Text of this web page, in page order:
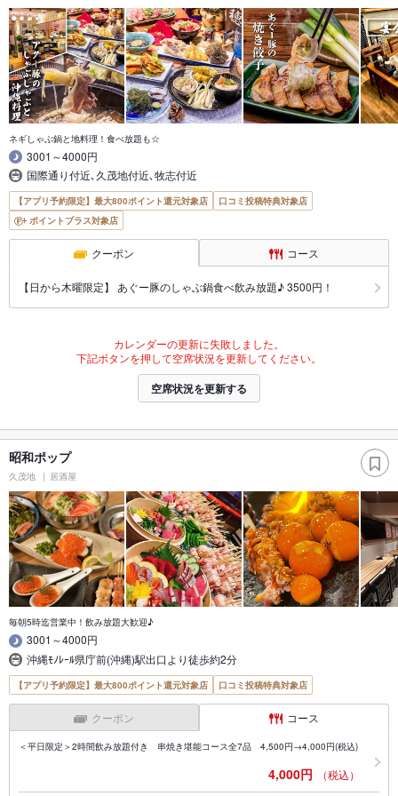
ネギしゃぶ鍋と地料理！食べ放題も☆
3001～4000円
国際通り付近､久茂地付近､牧志付近
【アプリ予約限定】最大800ポイント還元対象店
口コミ投稿特典対象店
ポイントプラス対象店
クーポン コース
【日から木曜限定】 あぐー豚のしゃぶ鍋食べ飲み放題♪ 3500円！
カレンダーの更新に失敗しました。
下記ボタンを押して空席状況を更新してください。
空席状況を更新する
昭和ポップ
久茂地 居酒屋
毎朝5時迄営業中！飲み放題大歓迎♪
3001～4000円
沖縄ﾓﾉﾚｰﾙ県庁前(沖縄)駅出口より徒歩約2分
【アプリ予約限定】最大800ポイント還元対象店 口コミ投稿特典対象店
クーポン コース
＜平日限定＞2時間飲み放題付き 串焼き堪能コース全7品 4,500円→4,000円(税込)
4,000円 （税込）